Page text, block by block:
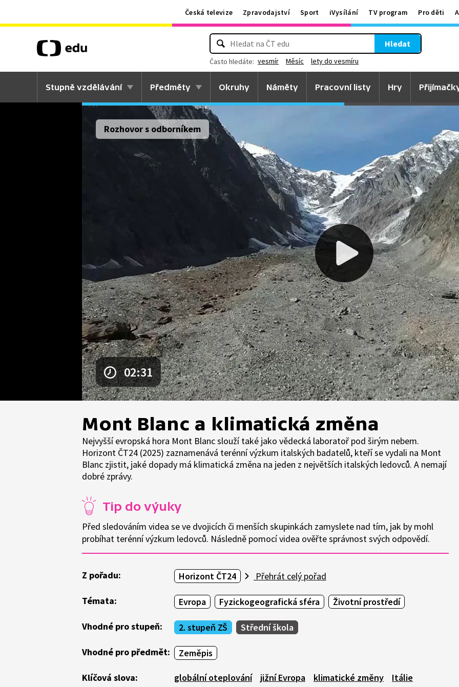
Česká televize Zpravodajství Sport iVysílání TV program Pro děti
Hledat
Často hledáte: vesmír Měsíc lety do vesmíru
Stupně vzdělávání Předměty Okruhy Náměty Pracovní listy Hry
02:31
Rozhovor s odborníkem
Mont Blanc a klimatická změna
Nejvyšší evropská hora Mont Blanc slouží také jako vědecká laboratoř pod širým nebem.
Horizont ČT24 (2025) zaznamenává terénní výzkum italských badatelů, kteří se vydali na Mont
Blanc zjistit, jaké dopady má klimatická změna na jeden z největších italských ledovců. A nemají
dobré zprávy.
Tip do výuky
Před sledováním videa se ve dvojicích či menších skupinkách zamyslete nad tím, jak by mohl
probíhat terénní výzkum ledovců. Následně pomocí videa ověřte správnost svých odpovědí.
Z pořadu: Horizont ČT24 Přehrát celý pořad
Témata: Evropa Fyzickogeografická sféra Životní prostředí
Vhodné pro stupeň: 2. stupeň ZŠ Střední škola
Vhodné pro předmět: Zeměpis
Klíčová slova: globální oteplování jižní Evropa klimatické změny
Itálie